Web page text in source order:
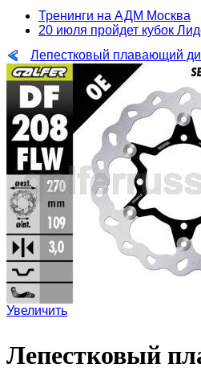
Тренинги на АДМ Москва
20 июля пройдет кубок
Лепестковый плавающий
Увеличить
Лепестковый